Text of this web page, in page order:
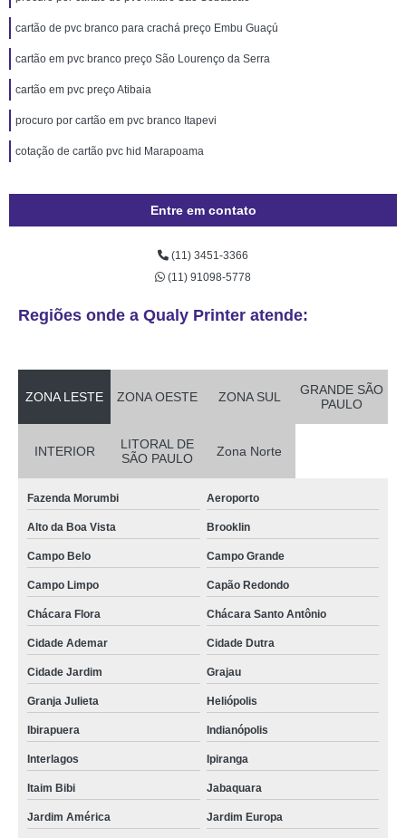
cartão de pvc branco para crachá preço Embu Guaçú
cartão em pvc branco preço São Lourenço da Serra
cartão em pvc preço Atibaia
procuro por cartão em pvc branco Itapevi
cotação de cartão pvc hid Marapoama
Entre em contato
(11) 3451-3366
(11) 91098-5778
Regiões onde a Qualy Printer atende:
ZONA LESTE ZONA OESTE ZONA SUL
GRANDE SÃO
PAULO
INTERIOR
LITORAL DE
SÃO PAULO
Zona Norte
Fazenda Morumbi Aeroporto
Alto da Boa Vista Brooklin
Campo Belo Campo Grande
Campo Limpo Capão Redondo
Chácara Flora Chácara Santo Antônio
Cidade Ademar Cidade Dutra
Cidade Jardim Grajau
Granja Julieta Heliópolis
Ibirapuera Indianópolis
Interlagos Ipiranga
Itaim Bibi Jabaquara
Jardim América Jardim Europa